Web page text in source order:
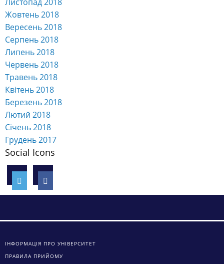
Жовтень 2018
Вересень 2018
Серпень 2018
Липень 2018
Червень 2018
Травень 2018
Квітень 2018
Березень 2018
Лютий 2018
Січень 2018
Грудень 2017
Social Icons
ІНФОРМАЦІЯ ПРО УНІВЕРСИТЕТ
ПРАВИЛА ПРИЙОМУ